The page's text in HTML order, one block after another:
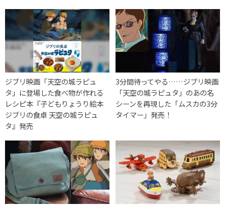
ジブリ映画「天空の城ラピュ
タ」に登場した食べ物が作れる
レシピ本『子どもりょうり絵本
ジブリの食卓 天空の城ラピュ
タ』発売
3分間待ってやる……ジブリ映画
「天空の城ラピュタ」のあの名
シーンを再現した「ムスカの3分
タイマー」発売！